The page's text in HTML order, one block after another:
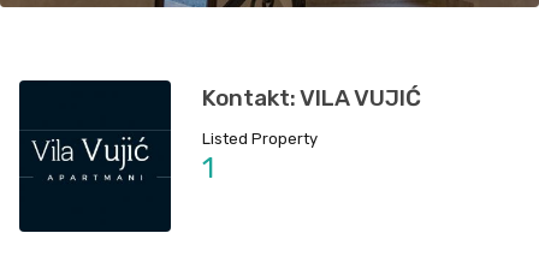
Kontakt: VILA VUJIĆ
Listed Property
1